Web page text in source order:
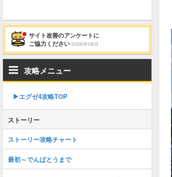
サイト改善のアンケートに
ご協力ください 2026年08月
攻略メニュー
▶︎エグゼ4攻略TOP
ストーリー
ストーリー攻略チャート
最初～でんぱとうまで